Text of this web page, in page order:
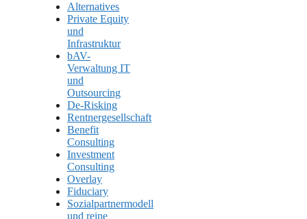
Alternatives
Private Equity
und
Infrastruktur
bAV-
Verwaltung IT
und
Outsourcing
De-Risking
Rentnergesellschaft
Benefit
Consulting
Investment
Consulting
Overlay
Fiduciary
Sozialpartnermodell
und reine